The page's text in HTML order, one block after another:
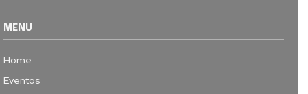
MENU
Home
Eventos